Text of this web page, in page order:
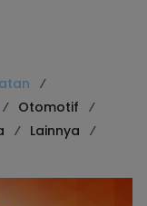
Otomotif
Lainnya